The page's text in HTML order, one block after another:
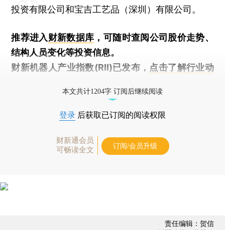
投资有限公司和宝吉工艺品（深圳）有限公司。
推荐进入财新数据库 ，可随时查阅公司股价走势、
结构人员变化等投资信息。
财新机器人产业指数(RII)已发布， 点击了解行业动
本文共计1204字 订阅后继续阅读
登录 后获取已订阅的阅读权限
财新通会员
可畅读全文
订阅/会员升级
责任编辑：贺信